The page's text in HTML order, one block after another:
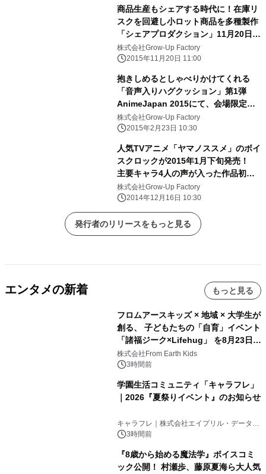
商品生産もシェアする時代に！在庫リ
スクを回避し小ロット商品を多種製作
「シェアプロダクション」11月20日ス
タート
株式会社Grow-Up Factory
2015年11月20日 11:00
抱きしめるとしゃべりかけてくれる
「音声入りハグクッション」第1弾
AnimeJapan 2015にて、会場限定セ
ット先行販売
株式会社Grow-Up Factory
2015年2月23日 10:30
人気TVアニメ「ヤマノススメ」のボイ
スクロックが2015年1月下旬発売！
主要キャラ4人の声が入った作品初の
オリジナル台詞音声“録り下ろし”
株式会社Grow-Up Factory
2014年12月16日 10:30
発行者のリリースをもっと見る
エンタメの新着 もっと見る
フロムアースキッズ × 地域 × 大学生が
創る、 子どもたちの「自育」イベント
「諸福ジーク×Lifehug」 を8月23日
(日)開催
株式会社From Earth Kids
3時間前
学園生活コミュニティ「キャラフレ」
｜2026『夏祭りイベント』のお知らせ
キャラフレ｜株式会社エイプリル・データ・
デザインズ
3時間前
『8歳から始める魔法学』ボイスコミ
ック公開！ 村瀬歩、藤原夏海ら大人気